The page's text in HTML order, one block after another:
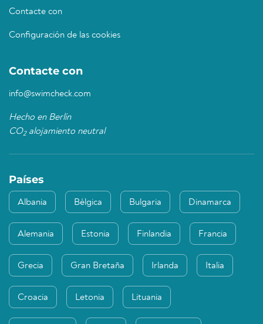
Contacte con
Configuración de las cookies
Contacte con
info@swimcheck.com
Hecho en Berlín
CO2alojamiento neutral
Países
Albania Bélgica Bulgaria Dinamarca
Alemania Estonia Finlandia Francia
Grecia Gran Bretaña Irlanda Italia
Croacia Letonia Lituania